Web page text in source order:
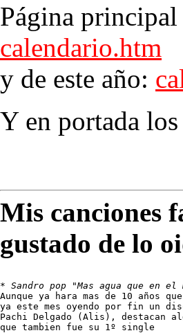
Página
calendario.htm
y de este año:
Y en portada
Mis canciones
gustado de lo
* Sandro pop "Mas agua que en el
Aunque ya hara mas de 10 años
ya este mes oyendo por fin un
Pachi Delgado (Alis), destacan
que tambien fue su 1º single